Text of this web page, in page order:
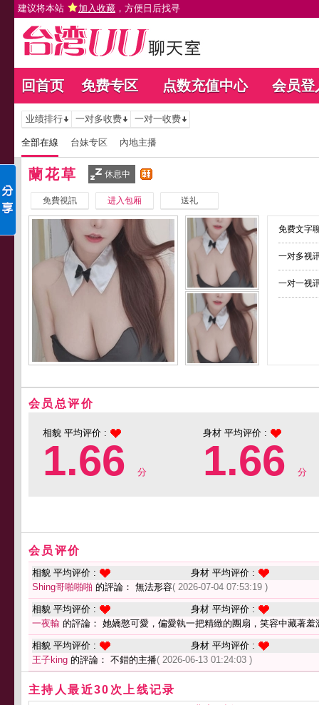
建议将本站 加入收藏 ，方便日后找寻
回首页 免费专区 点数充值中心 会员登
业绩排行 一对多收费 一对一收费
全部在線 台妹专区 內地主播
蘭花草 休息中
免費視訊 进入包厢 送礼
免费文字
一对多视
一对一视
会员总评价
相貌 平均评价 :
1.66 分
身材 平均评价 :
1.66 分
会员评价
相貌 平均评价 :
身材 平均评价 :
Shing哥啪啪啪 的評論： 無法形容( 2026-07-04 07:53:19 )
相貌 平均评价 :
身材 平均评价 :
一夜輸 的評論： 她嬌憨可愛，偏愛執一把精緻的團扇，笑容中藏著羞
相貌 平均评价 :
身材 平均评价 :
王子king 的評論： 不錯的主播( 2026-06-13 01:24:03 )
主持人最近30次上线记录